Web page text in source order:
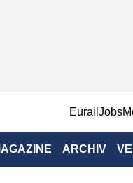
EurailJobs
ARCHIV